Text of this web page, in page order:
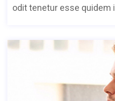
odit tenetur esse quidem